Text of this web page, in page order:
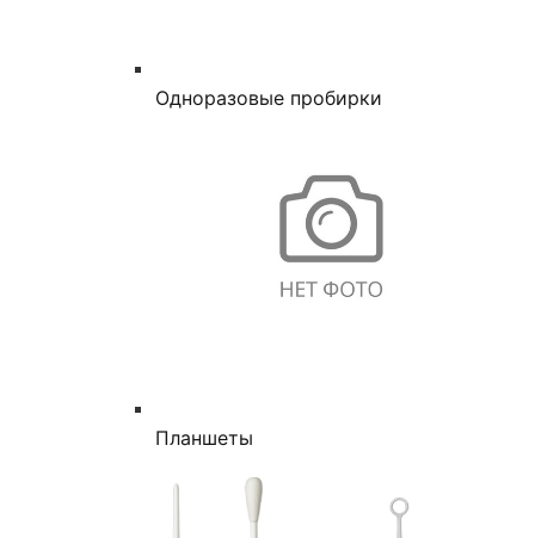
Одноразовые пробирки
Планшеты